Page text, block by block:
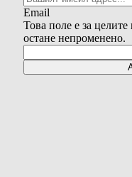
Email
Това поле е за
остане непроменено.